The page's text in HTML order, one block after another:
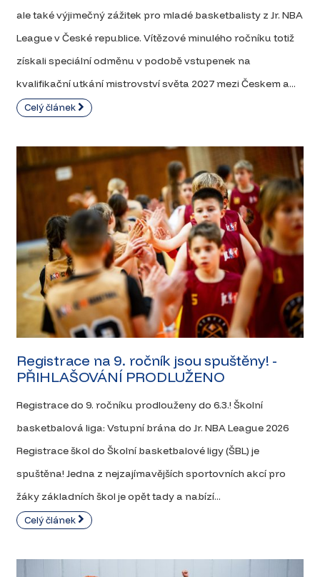
ale také výjimečný zážitek pro mladé basketbalisty z Jr. NBA
League v České republice. Vítězové minulého ročníku totiž
získali speciální odměnu v podobě vstupenek na
kvalifikační utkání mistrovství světa 2027 mezi Českem a...
Celý článek
Registrace na 9. ročník jsou spuštěny! -
PŘIHLAŠOVÁNÍ PRODLUŽENO
Registrace do 9. ročníku prodlouženy do 6.3.! Školní
basketbalová liga: Vstupní brána do Jr. NBA League 2026
Registrace škol do Školní basketbalové ligy (ŠBL) je
spuštěna! Jedna z nejzajímavějších sportovních akcí pro
žáky základních škol je opět tady a nabízí...
Celý článek